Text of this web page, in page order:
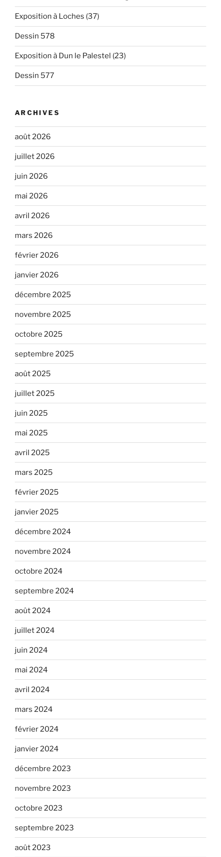
Exposition à Loches (37)
Dessin 578
Exposition à Dun le Palestel (23)
Dessin 577
ARCHIVES
août 2026
juillet 2026
juin 2026
mai 2026
avril 2026
mars 2026
février 2026
janvier 2026
décembre 2025
novembre 2025
octobre 2025
septembre 2025
août 2025
juillet 2025
juin 2025
mai 2025
avril 2025
mars 2025
février 2025
janvier 2025
décembre 2024
novembre 2024
octobre 2024
septembre 2024
août 2024
juillet 2024
juin 2024
mai 2024
avril 2024
mars 2024
février 2024
janvier 2024
décembre 2023
novembre 2023
octobre 2023
septembre 2023
août 2023